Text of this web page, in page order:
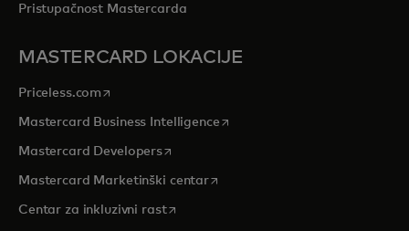
Pristupačnost Mastercarda
MASTERCARD LOKACIJE
Priceless.com opens in a new tab
Mastercard Business Intelligenceopens in a new tab
Mastercard Developersopens in a new tab
Mastercard Marketinški centaropens in a new tab
Centar za inkluzivni rastopens in a new tab